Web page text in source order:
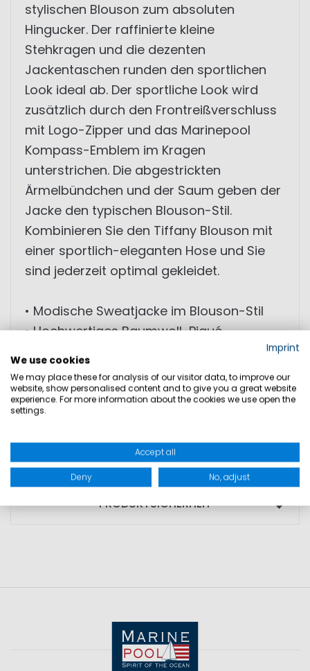
stylischen Blouson zum absoluten
Hingucker. Der raffinierte kleine
Stehkragen und die dezenten
Jackentaschen runden den sportlichen
Look ideal ab. Der sportliche Look wird
zusätzlich durch den Frontreißverschluss
mit Logo-Zipper und das Marinepool
Kompass-Emblem im Kragen
unterstrichen. Die abgestrickten
Ärmelbündchen und der Saum geben der
Jacke den typischen Blouson-Stil.
Kombinieren Sie den Tiffany Blouson mit
einer sportlich-eleganten Hose und Sie
sind jederzeit optimal gekleidet.
• Modische Sweatjacke im Blouson-Stil
• Hochwertiges Baumwoll-Piqué
• Modernes Piqué-Design
• Elastischer Strickbund
• Reißverschluss mit Logo-Zipper
• Moderner Strick-Stehkragen
GRÖSSEN
PRODUKTSICHERHEIT
Imprint
We use cookies
We may place these for analysis of our visitor data, to improve our
website, show personalised content and to give you a great website
experience. For more information about the cookies we use open the
settings.
Accept all
Deny No, adjust